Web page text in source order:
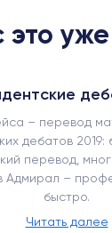
это
– перевод
дебатов 2019:
перевод,
Адмирал –
быстро.
Читать далее